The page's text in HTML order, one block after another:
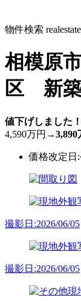
物件検索 realestate
相模原
区 新
値下げしました！
4,590万円 →3,890
価格改定日:
撮影日:2026/06/05
撮影日:2026/06/05